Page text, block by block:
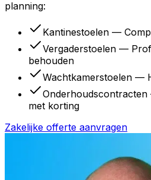
planning:
Kantinestoelen —
Vergaderstoelen —
behouden
Wachtkamerstoelen —
met korting
Zakelijke offerte aanvragen